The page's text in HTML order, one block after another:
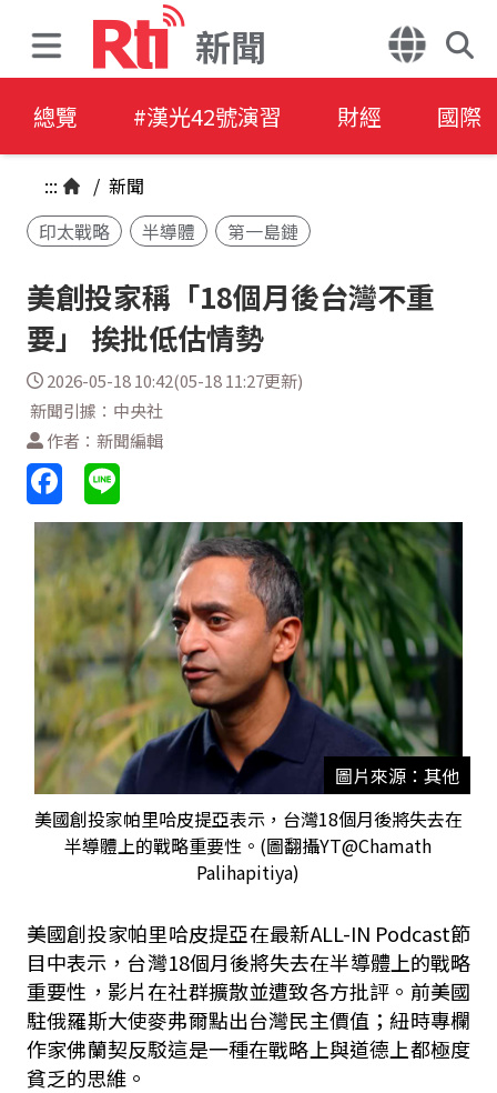
新聞
總覽 #漢光42號演習 財經 國際
::: / 新聞
印太戰略
半導體 第一島鏈
美創投家稱「18個月後台灣不重
要」 挨批低估情勢
2026-05-18 10:42(05-18 11:27更新)
新聞引據：中央社
作者：新聞編輯
圖片來源：其他
美國創投家帕里哈皮提亞表示，台灣18個月後將失去在
半導體上的戰略重要性。(圖翻攝YT@Chamath
Palihapitiya)
美國創投家帕里哈皮提亞在最新ALL-IN Podcast節
目中表示，台灣18個月後將失去在半導體上的戰略
重要性，影片在社群擴散並遭致各方批評。前美國
駐俄羅斯大使麥弗爾點出台灣民主價值；紐時專欄
作家佛蘭契反駁這是一種在戰略上與道德上都極度
貧乏的思維。